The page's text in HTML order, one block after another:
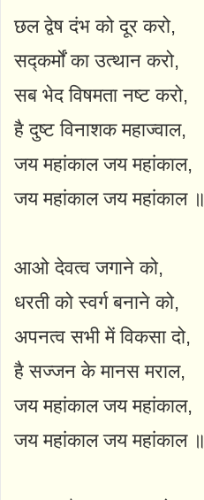
छल द्वेष दंभ को दूर करो,
सद्कर्मों का उत्थान करो,
सब भेद विषमता नष्ट करो,
है दुष्ट विनाशक महाज्वाल,
जय महांकाल जय महांकाल,
जय महांकाल जय महांकाल ॥
आओ देवत्व जगाने को,
धरती को स्वर्ग बनाने को,
अपनत्व सभी में विकसा दो,
है सज्जन के मानस मराल,
जय महांकाल जय महांकाल,
जय महांकाल जय महांकाल ॥